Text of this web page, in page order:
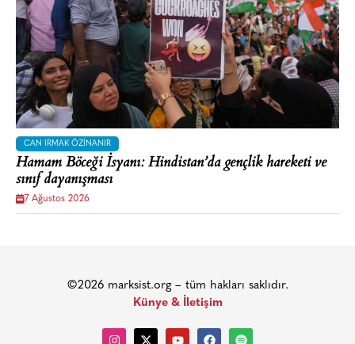
CAN IRMAK ÖZINANIR
Hamam Böceği İsyanı: Hindistan’da gençlik hareketi ve
sınıf dayanışması
7 Ağustos 2026
©2026 marksist.org – tüm hakları saklıdır.
Künye & İletişim